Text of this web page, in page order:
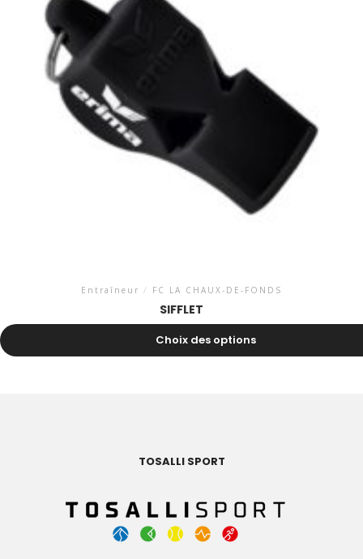
Entraîneur / FC LA CHAUX-DE-FONDS
SIFFLET
7.00
Choix des options
TOSALLI SPORT